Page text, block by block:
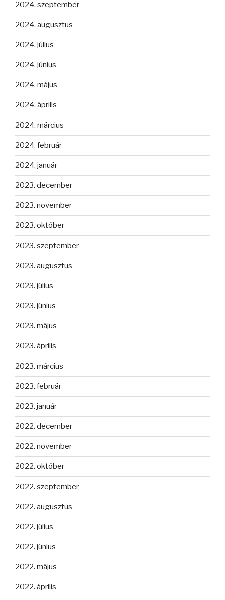
2024. szeptember
2024. augusztus
2024. július
2024. június
2024. május
2024. április
2024. március
2024. február
2024. január
2023. december
2023. november
2023. október
2023. szeptember
2023. augusztus
2023. július
2023. június
2023. május
2023. április
2023. március
2023. február
2023. január
2022. december
2022. november
2022. október
2022. szeptember
2022. augusztus
2022. július
2022. június
2022. május
2022. április